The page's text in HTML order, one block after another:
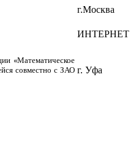
г.Москва
ИНТЕРНЕТ
«Математическое
совместно с ЗАО г. Уфа